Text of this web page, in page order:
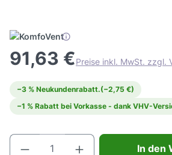
91,63 €Preise inkl. MwSt. zzgl.
−3 % Neukundenrabatt.(−2,75 €)
−1 % Rabatt bei Vorkasse - dank VHV-
Produkt Anzahl:
In den